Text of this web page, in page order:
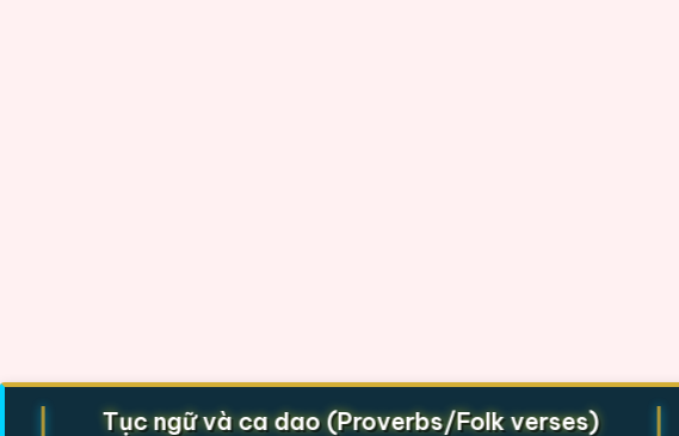
Tục ngữ và ca dao (Proverbs/Folk verses)